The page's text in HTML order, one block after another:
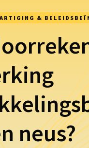
Organisatie &
&
neus?